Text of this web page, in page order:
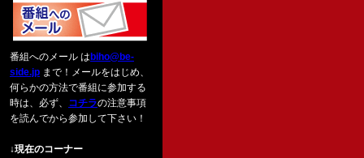
番組へのメール は biho@be-
side.jp まで！メールをはじめ、
何らかの方法で番組に参加する
時は、必ず、 コチラの注意事項
を読んでから参加して下さい！
↓現在のコーナー